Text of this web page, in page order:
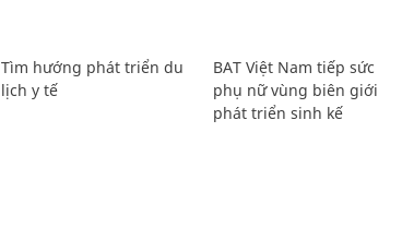
Tìm hướng phát triển du
lịch y tế
BAT Việt Nam tiếp sức
phụ nữ vùng biên giới
phát triển sinh kế